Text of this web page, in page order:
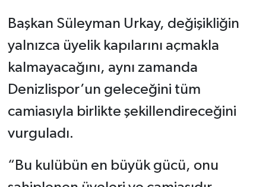
Başkan Süleyman Urkay, değişikliğin
yalnızca üyelik kapılarını açmakla
kalmayacağını, aynı zamanda
Denizlispor’un geleceğini tüm
camiasıyla birlikte şekillendireceğini
vurguladı.
“Bu kulübün en büyük gücü, onu